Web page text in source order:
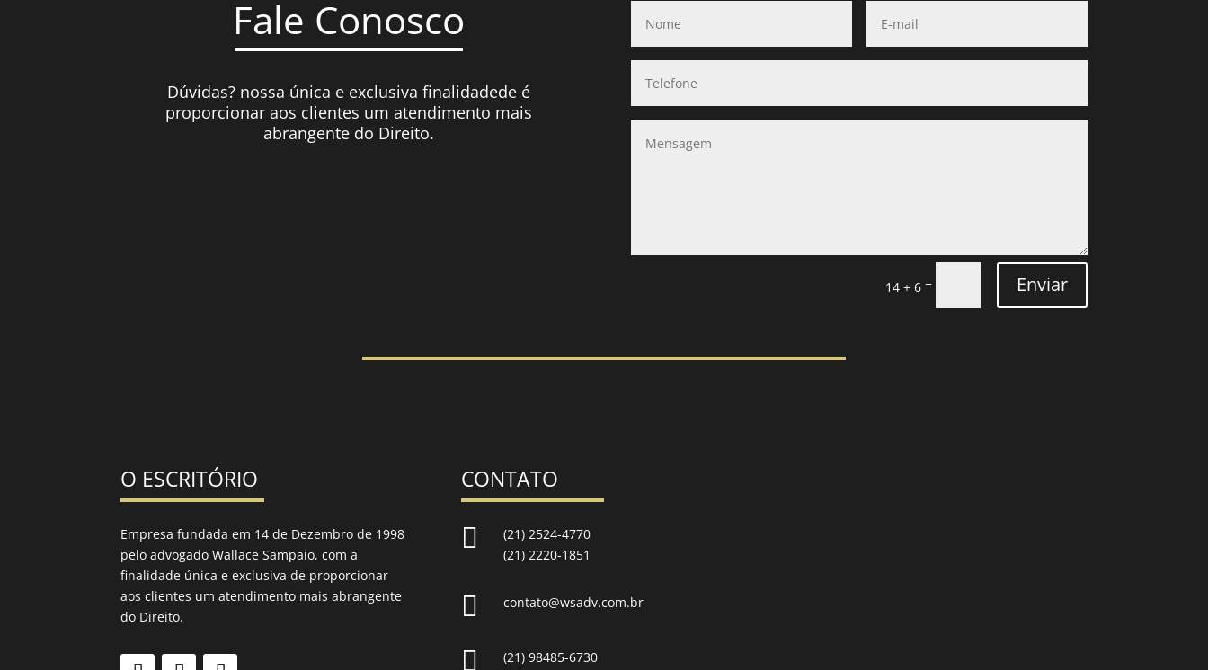
Fale Conosco
Dúvidas? nossa única e exclusiva finalidadede é
proporcionar aos clientes um atendimento mais
abrangente do Direito.
14 + 6= Enviar
O ESCRITÓRIO
Empresa fundada em 14 de Dezembro de 1998
pelo advogado Wallace Sampaio, com a
finalidade única e exclusiva de proporcionar
aos clientes um atendimento mais abrangente
do Direito.
CONTATO

(21) 2524-4770
(21) 2220-1851
 contato@wsadv.com.br
 (21) 98485-6730